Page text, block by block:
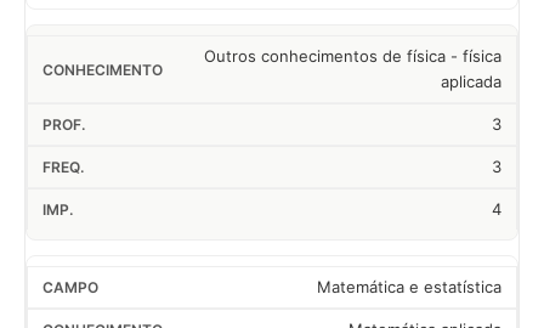
Outros conhecimentos de física - física
aplicada
3
3
4
Matemática e estatística